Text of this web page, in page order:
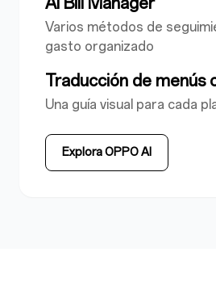
Varios métodos de
gasto organizado
Traducción de menús
Una guía visual para cada
Explora OPPO AI